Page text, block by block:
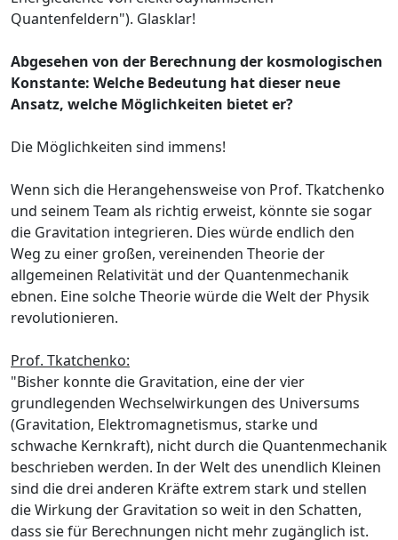
Quantenfeldern"). Glasklar!
Abgesehen von der Berechnung der kosmologischen
Konstante: Welche Bedeutung hat dieser neue
Ansatz, welche Möglichkeiten bietet er?
Die Möglichkeiten sind immens!
Wenn sich die Herangehensweise von Prof. Tkatchenko
und seinem Team als richtig erweist, könnte sie sogar
die Gravitation integrieren. Dies würde endlich den
Weg zu einer großen, vereinenden Theorie der
allgemeinen Relativität und der Quantenmechanik
ebnen. Eine solche Theorie würde die Welt der Physik
revolutionieren.
Prof. Tkatchenko:
"Bisher konnte die Gravitation, eine der vier
grundlegenden Wechselwirkungen des Universums
(Gravitation, Elektromagnetismus, starke und
schwache Kernkraft), nicht durch die Quantenmechanik
beschrieben werden. In der Welt des unendlich Kleinen
sind die drei anderen Kräfte extrem stark und stellen
die Wirkung der Gravitation so weit in den Schatten,
dass sie für Berechnungen nicht mehr zugänglich ist.